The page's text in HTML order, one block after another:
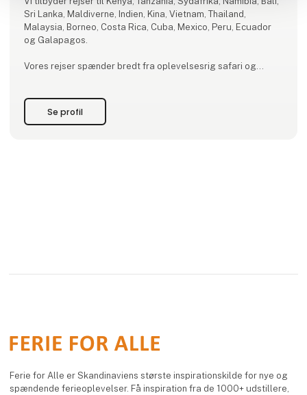
Sri Lanka, Maldiverne, Indien, Kina, Vietnam, Thailand,
Malaysia, Borneo, Costa Rica, Cuba, Mexico, Peru, Ecuador
og Galapagos.
Vores rejser spænder bredt fra oplevelsesrig safari og
Fælles for alle vores rejser er, at vi tilbyder høj kvalitet til
Se profil
Ferie for Alle er Skandinaviens største inspirationskilde for nye og
spændende ferieoplevelser. Få inspiration fra de 1000+ udstillere,